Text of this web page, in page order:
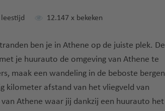
12.147 x bekeken
ben je in Athene op de juiste plek. De
je huurauto de omgeving van Athene te
maak een wandeling in de beboste bergen
kilometer afstand van het vliegveld van
Athene waar jij dankzij een huurauto het